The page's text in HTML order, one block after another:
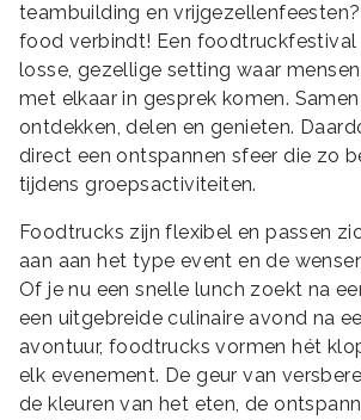
teambuilding en
food verbindt! Een foodtruckfestival
losse, gezellige setting waar
met elkaar in gesprek komen.
ontdekken, delen en genieten.
direct een ontspannen sfeer die zo
tijdens groepsactiviteiten.
Foodtrucks zijn flexibel en passen
aan aan het type event en de
Of je nu een snelle lunch zoekt na
een uitgebreide culinaire avond na
avontuur, foodtrucks vormen hét
elk evenement. De geur van
de kleuren van het eten, de